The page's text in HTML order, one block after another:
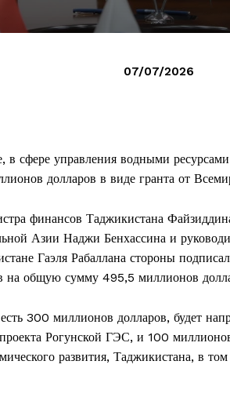
07/07/2026
в сфере управления водными
долларов в виде гранта от
финансов Таджикистана
Азии Наджи Бенхассина и
Гаэля Рабаллана стороны
на общую сумму 495,5 миллионов
300 миллионов долларов, будет
Рогунской ГЭС, и 100
развития, Таджикистана, в